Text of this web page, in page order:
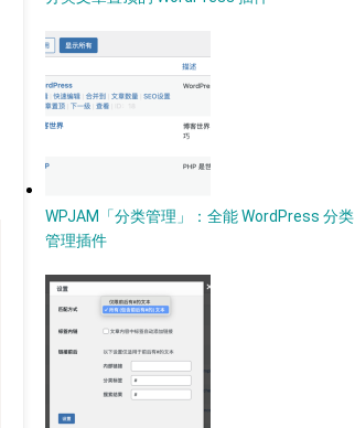
WPJAM「分类管理」：全能 WordPress 分类
管理插件